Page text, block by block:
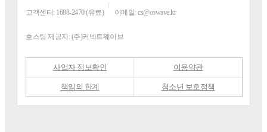
고객센터: 1688-2470 (유료) 이메일: cs@cowave.kr
호스팅 제공자: (주)커넥트웨이브
사업자 정보확인 이용약관
책임의 한계 청소년 보호정책